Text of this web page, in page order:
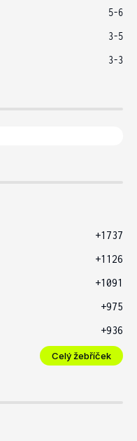
5-6
3-5
3-3
+1737
+1126
+1091
+975
+936
Celý žebříček